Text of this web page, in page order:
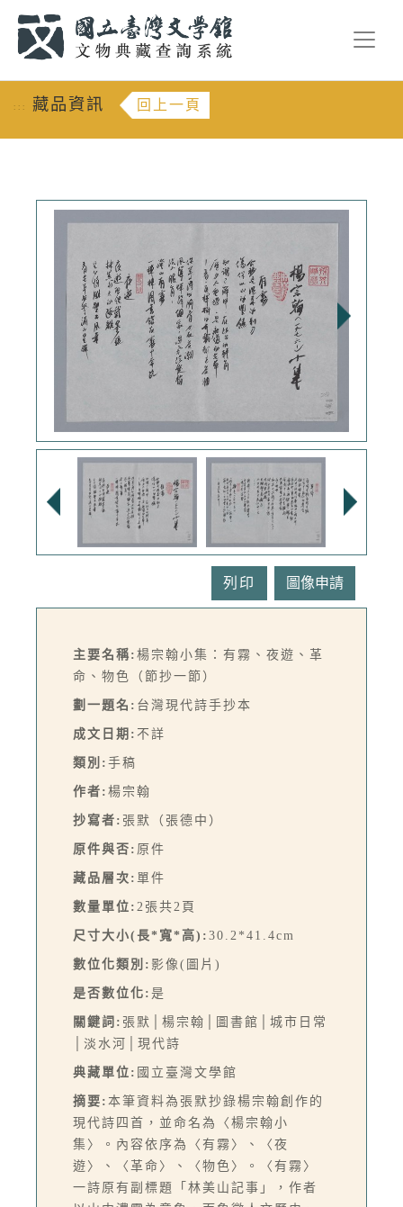
::: 藏品資訊 回上一頁
列印
主要名稱: 楊宗翰小集：有霧、夜遊、革
命、物色（節抄一節）
劃一題名: 台灣現代詩手抄本
成文日期: 不詳
類別: 手稿
作者: 楊宗翰
抄寫者: 張默（張德中）
原件與否: 原件
藏品層次: 單件
數量單位: 2張共2頁
尺寸大小(長*寬*高): 30.2*41.4cm
數位化類別: 影像(圖片)
是否數位化: 是
關鍵詞: 張默│楊宗翰│圖書館│城市日常
│淡水河│現代詩
典藏單位: 國立臺灣文學館
摘要: 本筆資料為張默抄錄楊宗翰創作的
現代詩四首，並命名為〈楊宗翰小
集〉。內容依序為〈有霧〉、〈夜
遊〉、〈革命〉、〈物色〉。〈有霧〉
一詩原有副標題「林美山記事」，作者